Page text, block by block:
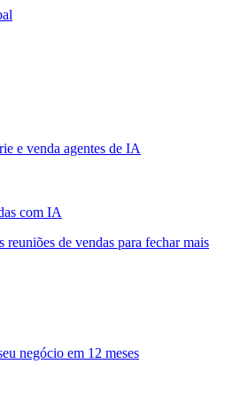
e venda agentes de IA
com IA
reuniões de vendas para fechar mais
negócio em 12 meses